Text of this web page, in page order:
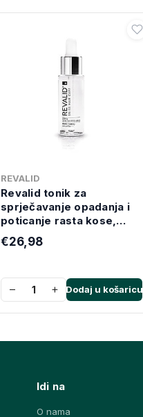
REVALID
Revalid tonik za
sprječavanje opadanja i
poticanje rasta kose,
4x30 ml
€26,98
− + Dodaj u košaricu
Idi na
O nama